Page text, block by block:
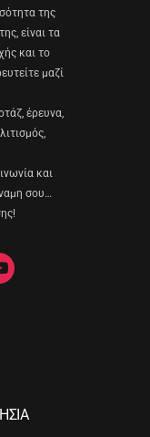
της
είναι τα
και το
μαζί
έρευνα,
και
σου…